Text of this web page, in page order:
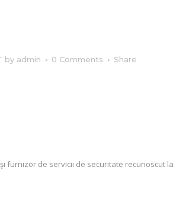
by admin 0 Comments Share
furnizor de servicii de securitate recunoscut